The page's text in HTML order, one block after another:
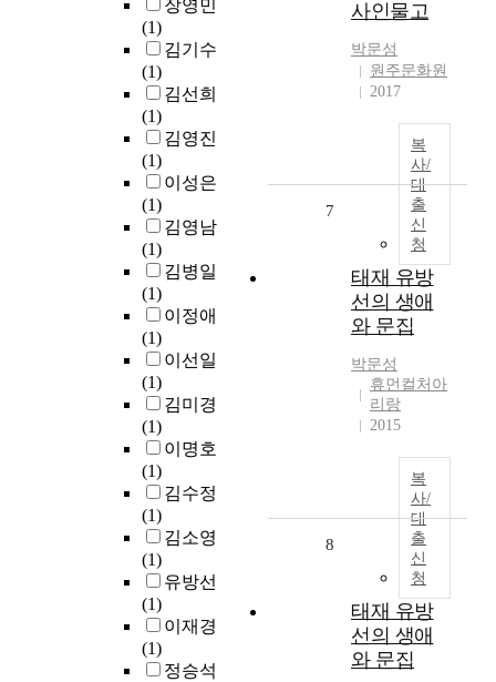
장영민
(1)
김기수
(1)
김선희
(1)
김영진
(1)
이성은
(1)
김영남
(1)
김병일
(1)
이정애
(1)
이선일
(1)
김미경
(1)
이명호
(1)
김수정
(1)
김소영
(1)
유방선
(1)
이재경
(1)
정승석
사인물고
박문성
원주문화원
2017
복
사/
대
출
신
청
7
태재 유방
선의 생애
와 문집
박문성
휴먼컬처아
리랑
2015
복
사/
대
출
신
청
8
태재 유방
선의 생애
와 문집